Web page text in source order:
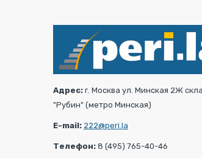
Адрес: г. Москва ул. Минская 2Ж
"Рубин" (метро Минская)
E-mail: 222@peri.la
Телефон: 8 (495) 765-40-46